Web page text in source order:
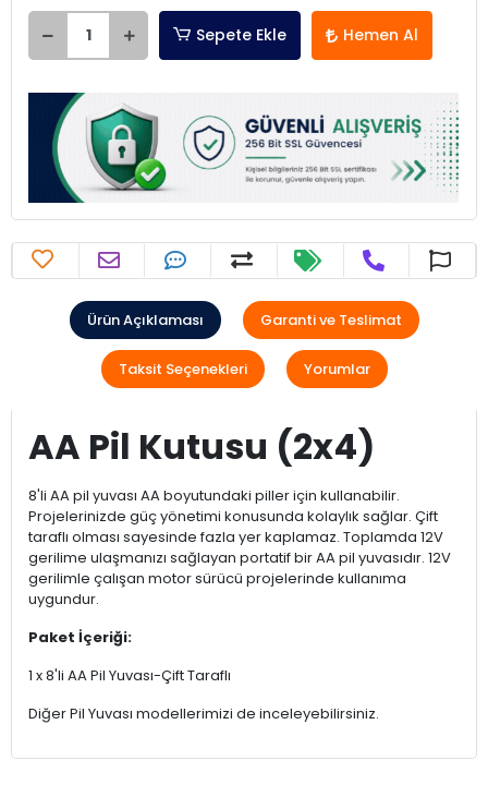
Sepete Ekle Hemen Al
Ürün Açıklaması Garanti ve Teslimat
Taksit Seçenekleri Yorumlar
AA Pil Kutusu (2x4)
8'li AA pil yuvası AA boyutundaki piller için kullanabilir.
Projelerinizde güç yönetimi konusunda kolaylık sağlar. Çift
taraflı olması sayesinde fazla yer kaplamaz. Toplamda 12V
gerilime ulaşmanızı sağlayan portatif bir AA pil yuvasıdır. 12V
gerilimle çalışan motor sürücü projelerinde kullanıma
uygundur.
Paket İçeriği:
1 x 8'li AA Pil Yuvası-Çift Taraflı
Diğer Pil Yuvası modellerimizi de inceleyebilirsiniz.